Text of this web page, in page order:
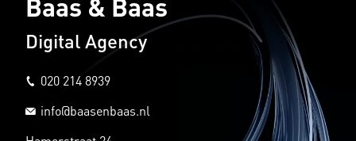
Digital Agency
020 214 8939
info@baasenbaas.nl